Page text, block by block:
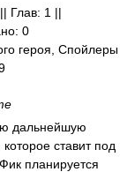
Глав: 1 ||
0
героя, Спойлеры
дальнейшую
ставит под
планируется